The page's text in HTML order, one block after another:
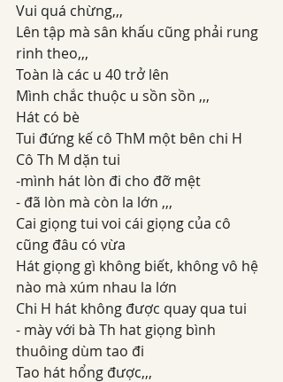
Vui quá chừng,,,
Lên tập mà sân khấu cũng phải rung
rinh theo,,,
Toàn là các u 40 trở lên
Mình chắc thuộc u sồn sồn ,,,
Hát có bè
Tui đứng kế cô ThM một bên chi H
Cô Th M dặn tui
-mình hát lòn đi cho đỡ mệt
- đã lòn mà còn la lớn ,,,
Cai giọng tui voi cái giọng của cô
cũng đâu có vừa
Hát giọng gì không biết, không vô hệ
nào mà xúm nhau la lớn
Chi H hát không được quay qua tui
- mày với bà Th hat giọng bình
thuôing dùm tao đi
Tao hát hổng được,,,